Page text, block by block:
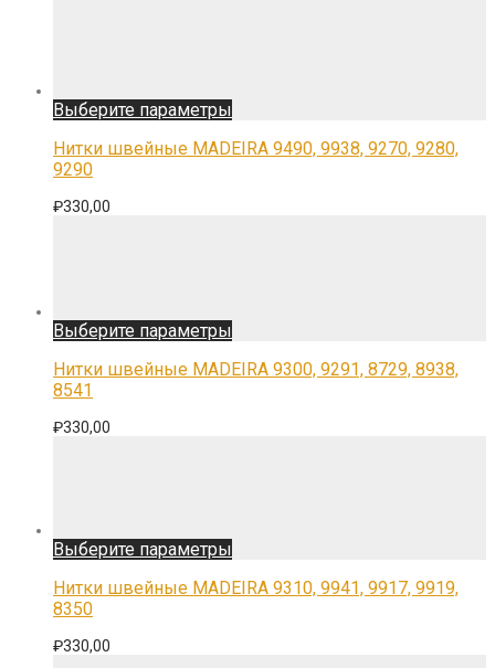
Выберите параметры
товар
имеет
несколько
Нитки швейные MADEIRA 9490, 9938, 9270, 9280,
9290
₽330,00
Выберите параметры
товар
имеет
несколько
Нитки швейные MADEIRA 9300, 9291, 8729, 8938,
8541
₽330,00
Выберите параметры
товар
имеет
несколько
Нитки швейные MADEIRA 9310, 9941, 9917, 9919,
8350
₽330,00